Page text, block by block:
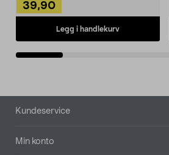
39,90
Legg i handlekurv
Bunntekst
Kundeservice
Min konto